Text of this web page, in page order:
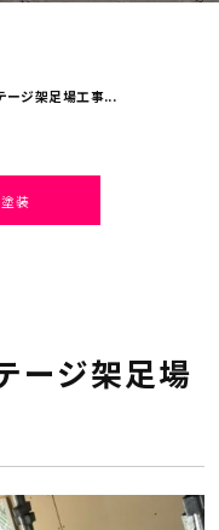
ージ架足場工事...
装
ージ架足場